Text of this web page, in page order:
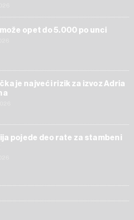
opet do 5.000 po unci
je najveći rizik za izvoz Adria
pojede deo rate za stambeni